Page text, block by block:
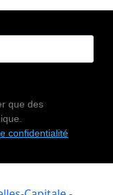
que des
confidentialité